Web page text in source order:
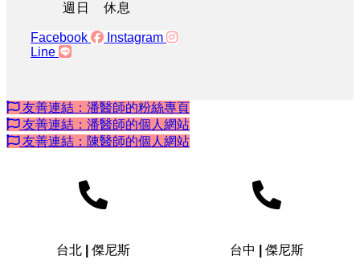
週日 休息
Facebook
Instagram
Line
友善連結：潘醫師的粉絲專頁
友善連結：潘醫師的個人網站
友善連結：陳醫師的個人網站
台北 | 傑尼斯 台中 | 傑尼斯